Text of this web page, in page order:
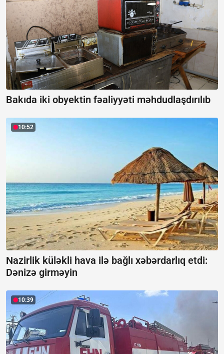
Bakıda iki obyektin fəaliyyəti məhdudlaşdırılıb
10:52
Nazirlik küləkli hava ilə bağlı xəbərdarlıq etdi:
Dənizə girməyin
10:39